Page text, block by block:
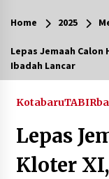
Home 2025
Lepas Jemaah
Ibadah Lancar
Kotabaru
Lepas
Kloter